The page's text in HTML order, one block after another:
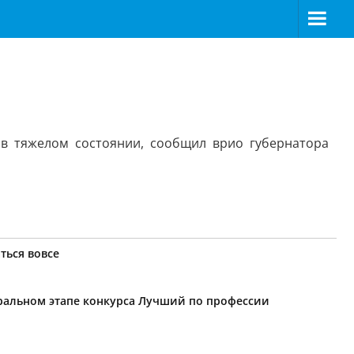
тяжелом состоянии, сообщил врио губернатора
вовсе
этапе конкурса Лучший по профессии